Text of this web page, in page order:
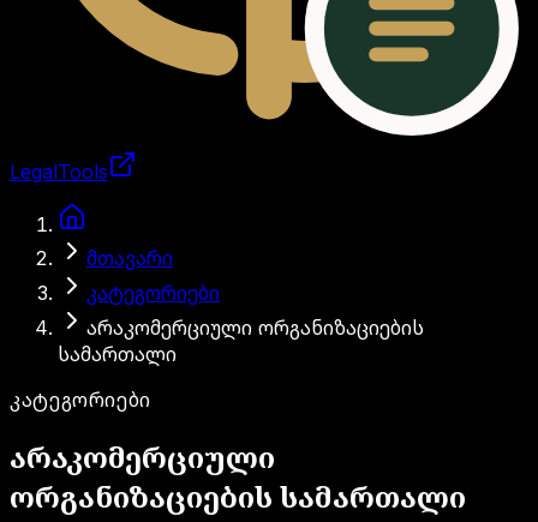
LegalTools
გადასვლა მთავარ შინაარსზე
მთავარი
კატეგორიები
არაკომერციული ორგანიზაციების
სამართალი
კატეგორიები
არაკომერციული
ორგანიზაციების სამართალი